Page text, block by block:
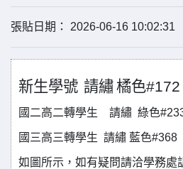
張貼日期： 2026-06-16
新生學號 請繡橘色#172
國二高二轉學生 請繡 綠色
國三高三轉學生 請繡 藍色#368
如圖所示，如有疑問請洽學務處